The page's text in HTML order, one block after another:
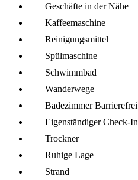
Geschäfte in der Nähe
Kaffee­maschine
Reinigungsmittel
Spül­maschine
Schwimmbad
Wanderwege
Badezimmer Barrierefrei
Eigenständiger Check-In
Trockner
Ruhige Lage
Strand